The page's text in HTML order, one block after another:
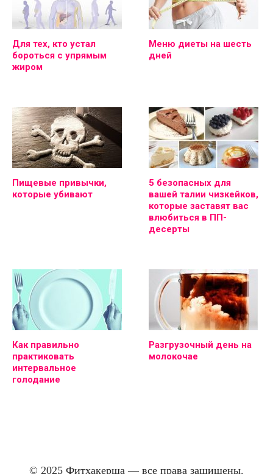
Для тех, кто устал
бороться с упрямым
жиром
Меню диеты на шесть
дней
Пищевые привычки,
которые убивают
5 безопасных для
вашей талии чизкейков,
которые заставят вас
влюбиться в ПП-
десерты
Как правильно
практиковать
интервальное
голодание
Разгрузочный день на
молокочае
© 2025 Фитхакерша — все права защищены.